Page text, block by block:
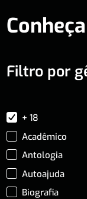
Filtro por
+ 18
Acadêmico
Antologia
Autoajuda
Biografia